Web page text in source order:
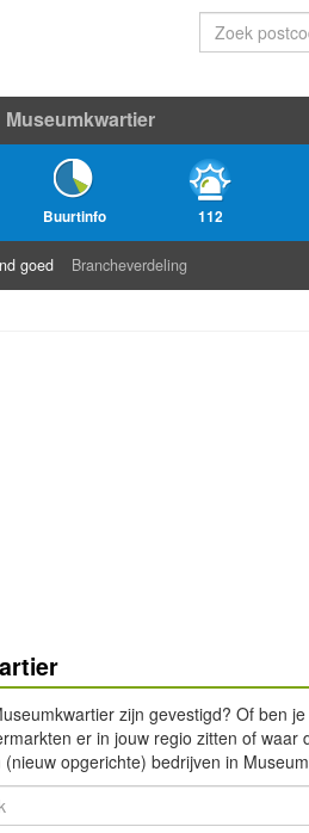
Museumkwartier
Buurtinfo 112
goed Brancheverdeling
zijn gevestigd? Of ben
er in jouw regio zitten of
opgerichte) bedrijven in